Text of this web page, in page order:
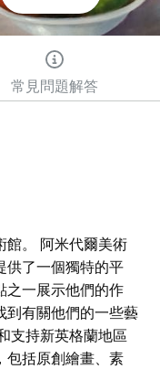
常見問題解答
館。 阿米代爾美術
供了一個獨特的平
之一展示他們的作
到有關他們的一些藝
支持新英格蘭地區
包括原創繪畫、素